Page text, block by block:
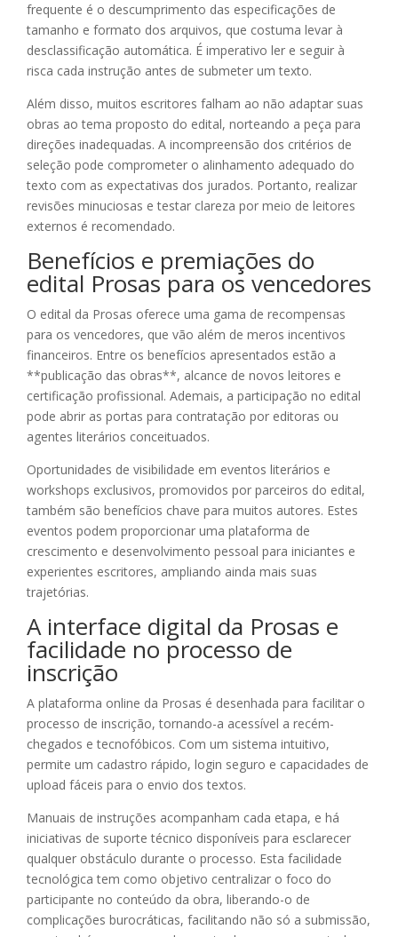
frequente é o descumprimento das especificações de
tamanho e formato dos arquivos, que costuma levar à
desclassificação automática. É imperativo ler e seguir à
risca cada instrução antes de submeter um texto.
Além disso, muitos escritores falham ao não adaptar suas
obras ao tema proposto do edital, norteando a peça para
direções inadequadas. A incompreensão dos critérios de
seleção pode comprometer o alinhamento adequado do
texto com as expectativas dos jurados. Portanto, realizar
revisões minuciosas e testar clareza por meio de leitores
externos é recomendado.
Benefícios e premiações do
edital Prosas para os vencedores
O edital da Prosas oferece uma gama de recompensas
para os vencedores, que vão além de meros incentivos
financeiros. Entre os benefícios apresentados estão a
**publicação das obras**, alcance de novos leitores e
certificação profissional. Ademais, a participação no edital
pode abrir as portas para contratação por editoras ou
agentes literários conceituados.
Oportunidades de visibilidade em eventos literários e
workshops exclusivos, promovidos por parceiros do edital,
também são benefícios chave para muitos autores. Estes
eventos podem proporcionar uma plataforma de
crescimento e desenvolvimento pessoal para iniciantes e
experientes escritores, ampliando ainda mais suas
trajetórias.
A interface digital da Prosas e
facilidade no processo de
inscrição
A plataforma online da Prosas é desenhada para facilitar o
processo de inscrição, tornando-a acessível a recém-
chegados e tecnofóbicos. Com um sistema intuitivo,
permite um cadastro rápido, login seguro e capacidades de
upload fáceis para o envio dos textos.
Manuais de instruções acompanham cada etapa, e há
iniciativas de suporte técnico disponíveis para esclarecer
qualquer obstáculo durante o processo. Esta facilidade
tecnológica tem como objetivo centralizar o foco do
participante no conteúdo da obra, liberando-o de
complicações burocráticas, facilitando não só a submissão,